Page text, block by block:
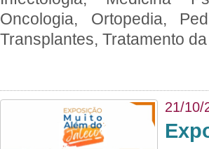
Oncologia, Ortopedia,
Transplantes, Tratamento
21/10/